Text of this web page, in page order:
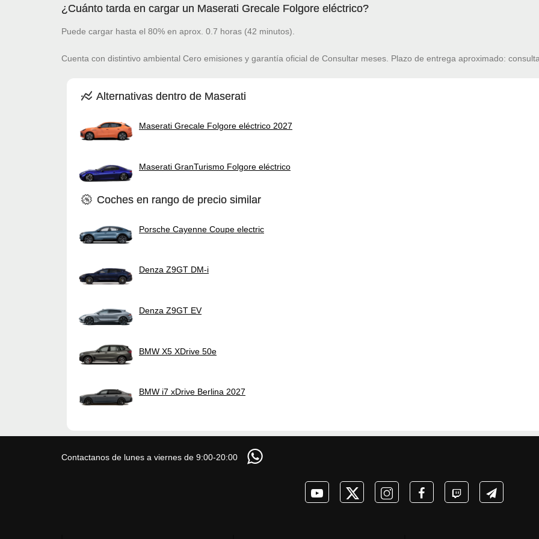
¿Cuánto tarda en cargar un Maserati Grecale Folgore eléctrico?
Puede cargar hasta el 80% en aprox. 0.7 horas (42 minutos).
Cuenta con distintivo ambiental Cero emisiones y garantía oficial de Consultar meses. Plazo de entrega aproximado:
Alternativas dentro de Maserati
Maserati Grecale Folgore eléctrico 2027
Maserati GranTurismo Folgore eléctrico
Coches en rango de precio similar
Porsche Cayenne Coupe electric
Denza Z9GT DM-i
Denza Z9GT EV
BMW X5 XDrive 50e
BMW i7 xDrive Berlina 2027
Contactanos de lunes a viernes de 9:00-20:00